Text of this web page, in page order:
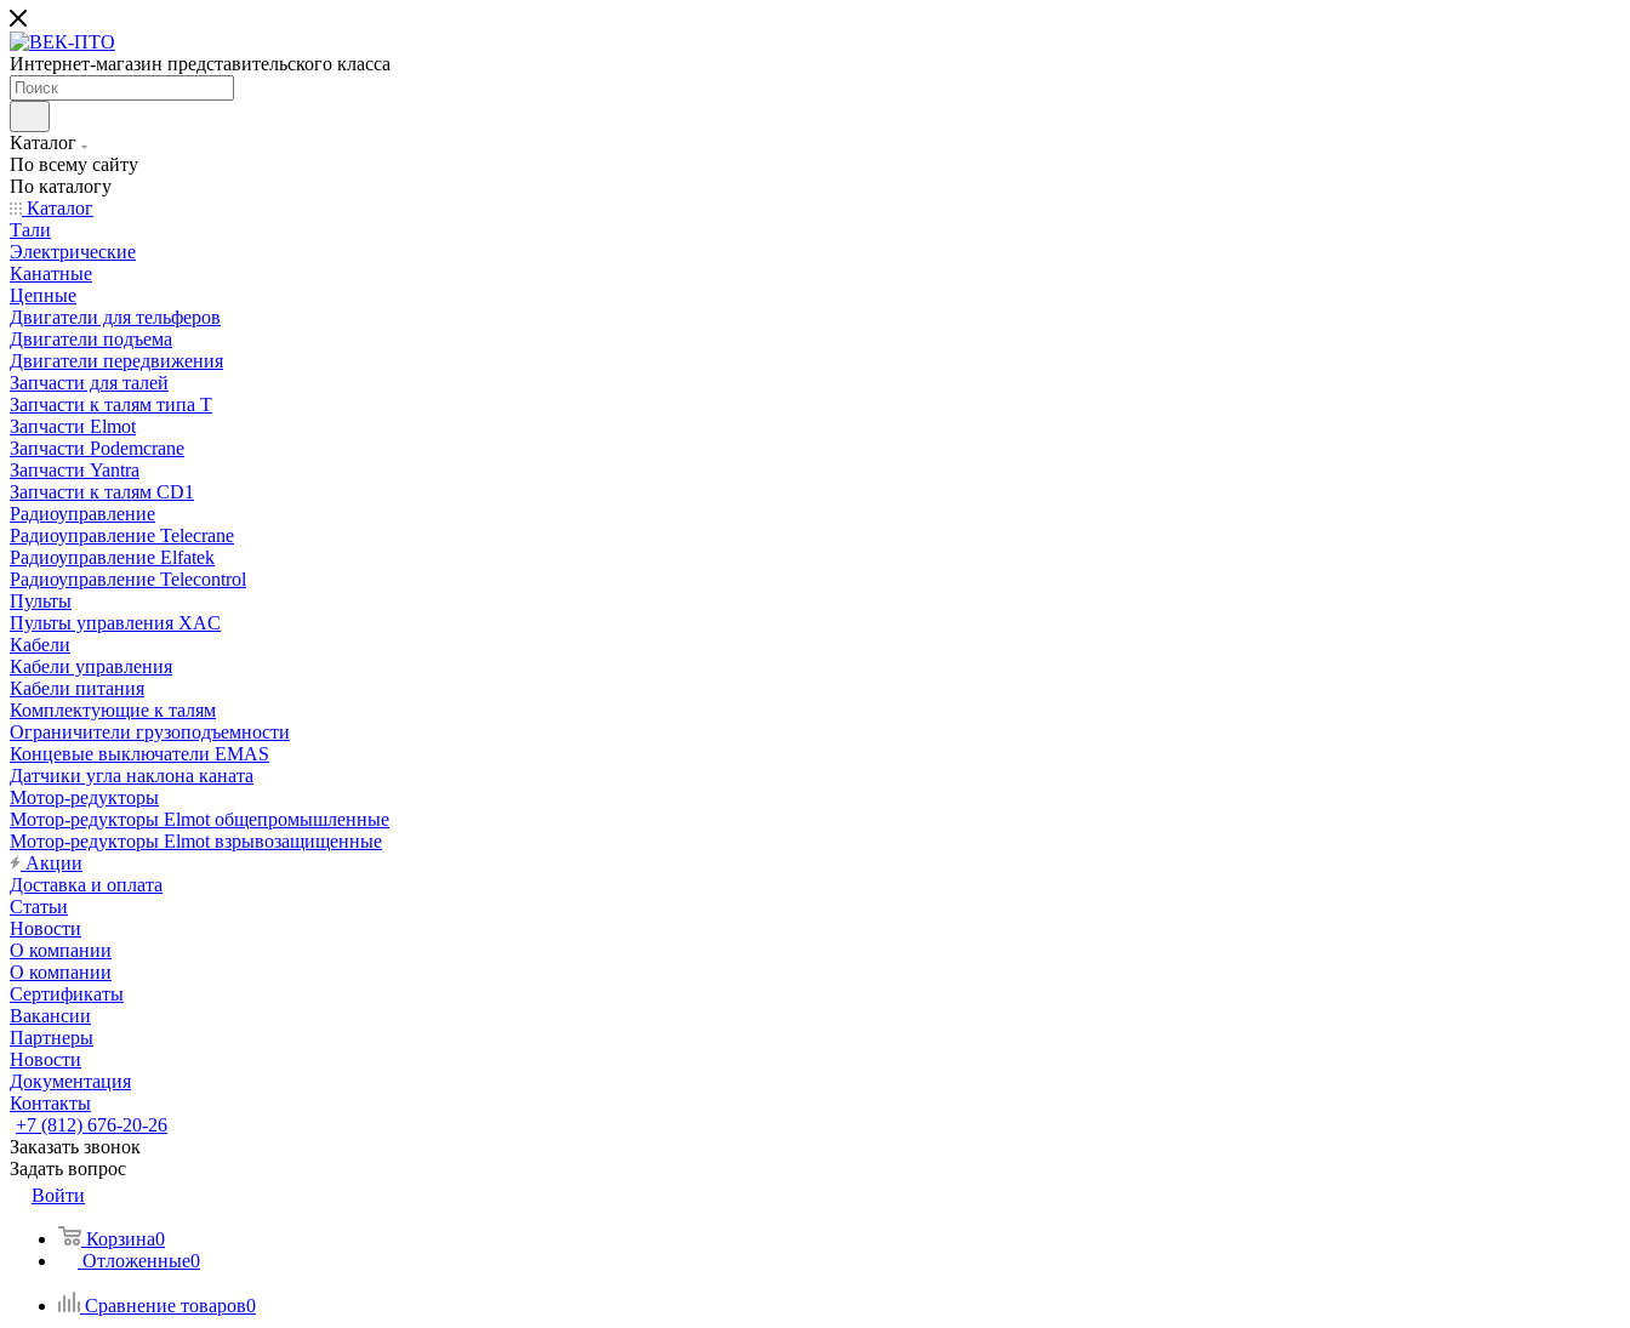
Интернет-магазин представительского класса
Каталог
По всему сайту
По каталогу
Каталог
Тали
Электрические
Канатные
Цепные
Двигатели для тельферов
Двигатели подъема
Двигатели передвижения
Запчасти для талей
Запчасти к талям типа Т
Запчасти Elmot
Запчасти Podemcrane
Запчасти Yantra
Запчасти к талям CD1
Радиоуправление
Радиоуправление Telecrane
Радиоуправление Elfatek
Радиоуправление Telecontrol
Пульты
Пульты управления XAC
Кабели
Кабели управления
Кабели питания
Комплектующие к талям
Ограничители грузоподъемности
Концевые выключатели EMAS
Датчики угла наклона каната
Мотор-редукторы
Мотор-редукторы Elmot общепромышленные
Мотор-редукторы Elmot взрывозащищенные
Акции
Доставка и оплата
Статьи
Новости
О компании
О компании
Сертификаты
Вакансии
Партнеры
Новости
Документация
Контакты
+7 (812) 676-20-26
Заказать звонок
Задать вопрос
Войти
Корзина0
Отложенные0
Сравнение товаров0